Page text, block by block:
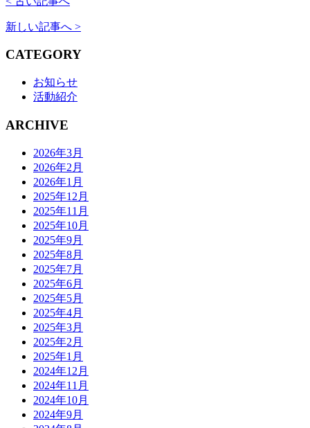
新しい記事へ >
CATEGORY
お知らせ
活動紹介
ARCHIVE
2026年3月
2026年2月
2026年1月
2025年12月
2025年11月
2025年10月
2025年9月
2025年8月
2025年7月
2025年6月
2025年5月
2025年4月
2025年3月
2025年2月
2025年1月
2024年12月
2024年11月
2024年10月
2024年9月